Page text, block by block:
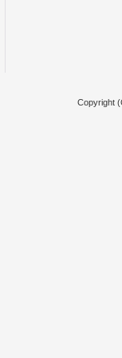
Copyright